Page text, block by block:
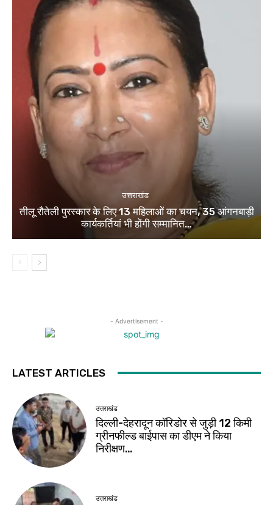
उत्तराखंड
तीलू रौतेली पुरस्कार के लिए 13 महिलाओं का चयन, 35 आंगनबाड़ी
कार्यकर्तियां भी होंगी सम्मानित…
- Advertisement -
LATEST ARTICLES
उत्तराखंड
दिल्ली-देहरादून कॉरिडोर से जुड़ी 12 किमी
ग्रीनफील्ड बाईपास का डीएम ने किया
निरीक्षण…
उत्तराखंड